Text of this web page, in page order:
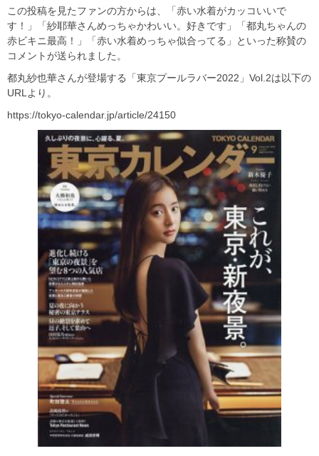
この投稿を見たファンの方からは、「赤い水着がカッコいいで
す！」「紗耶華さんめっちゃかわいい。好きです」「都丸ちゃんの
赤ビキニ最高！」「赤い水着めっちゃ似合ってる」といった称賛の
コメントが送られました。
都丸紗也華さんが登場する「東京プールラバー2022」Vol.2は以下の
URLより。
https://tokyo-calendar.jp/article/24150